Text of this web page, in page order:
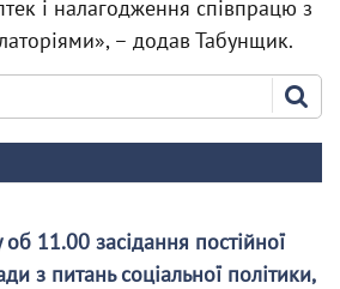
і налагодження співпрацю з
– додав Табунщик.
11.00 засідання постійної
з питань соціальної політики,